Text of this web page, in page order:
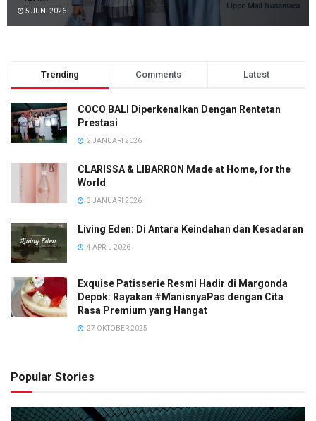
5 JUNI 2026
Trending Comments Latest
COCO BALI Diperkenalkan Dengan Rentetan
Prestasi
2 JANUARI 2026
CLARISSA & LIBARRON Made at Home, for the
World
3 JANUARI 2026
Living Eden: Di Antara Keindahan dan Kesadaran
4 APRIL 2026
Exquise Patisserie Resmi Hadir di Margonda
Depok: Rayakan #ManisnyaPas dengan Cita
Rasa Premium yang Hangat
27 OKTOBER 2025
Popular Stories